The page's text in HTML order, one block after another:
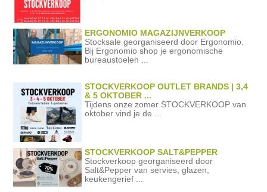
ERGONOMIO MAGAZIJNVERKOOP
Stocksale georganiseerd door Ergonomio.
Bij Ergonomio shop je ergonomische
bureaustoelen ...
STOCKVERKOOP OUTLET BRANDS | 3,4
& 5 OKTOBER ...
Tijdens onze zomer STOCKVERKOOP van
oktober vind je de ...
STOCKVERKOOP SALT&PEPPER
Stockverkoop georganiseerd door
Salt&Pepper van servies, glazen,
keukengerief ...